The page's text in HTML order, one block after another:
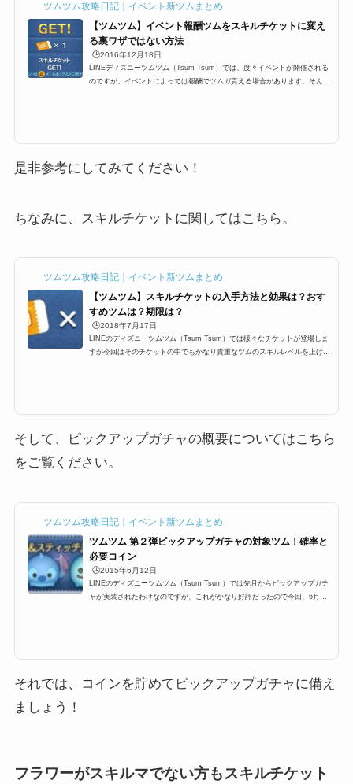
ツムツム攻略日記｜イベント新ツムまとめ
【ツムツム】イベント報酬ツムをスキルチケットに変え
る裏ワザではない方法
🕒️2016年12月18日
LINEディズニーツムツム（Tsum Tsum）では、度々イベントが開催される
のですが、イベントによっては報酬でツムガ貰える場合があります。そんな
ベントクリア報酬ツムをス...
是非参考にしてみてください！
ちなみに、スキルチケットに関してはこちら。
ツムツム攻略日記｜イベント新ツムまとめ
【ツムツム】スキルチケットの入手方法と効果は？おす
すめツムは？期限は？
🕒️2018年7月17日
LINEのディズニーツムツム（Tsum Tsum）では様々なチケットが登場しま
すが今回はそのチケットの中でもかなり貴重なツムのスキルレベルを上げる
効果があるの？では、スキ...
そして、ピックアップガチャの概要についてはこちら
をご覧ください。
ツムツム攻略日記｜イベント新ツムまとめ
ツムツム 第２弾ピックアップガチャの対象ツム！確率と
必要コイン
🕒️2015年6月12日
LINEのディズニーツムツム（Tsum Tsum）では先月からピックアップガチ
ャが実装されたわけなのですが、これがかなり好評だったので今回、6月に
5月で人気のハチプー、アナ...
それでは、コインを貯めてピックアップガチャに備え
ましょう！
フラワーがスキルマでない方もスキルチケット